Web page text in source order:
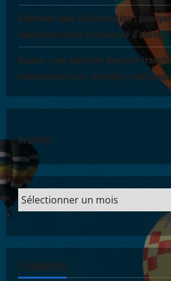
Cadmium dans l’alimentation :
sanitaires tirent la sonnette d’alarme
Cancer : une injection pourrait
immunitaires en « missiles »
Archives
ÉVÈNEMENTS